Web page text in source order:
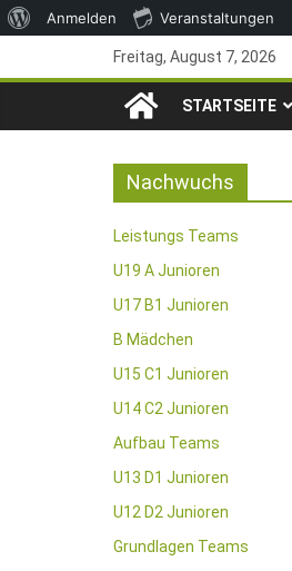
Über
Anmelden Veranstaltungen
Inhalt
Freitag, August 7, 2026
TSG
1846
e.V.
Mainz-
Kastel
STARTSEITE
Nachwuchs
Leistungs Teams
U19 A Junioren
U17 B1 Junioren
B Mädchen
U15 C1 Junioren
U14 C2 Junioren
Aufbau Teams
U13 D1 Junioren
U12 D2 Junioren
Grundlagen Teams